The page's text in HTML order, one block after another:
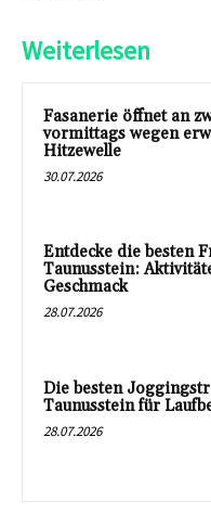
Weiterlesen
Fasanerie öffnet an
vormittags wegen
Hitzewelle
30.07.2026
Entdecke die besten
Taunusstein:
Geschmack
28.07.2026
Die besten
Taunusstein für
28.07.2026